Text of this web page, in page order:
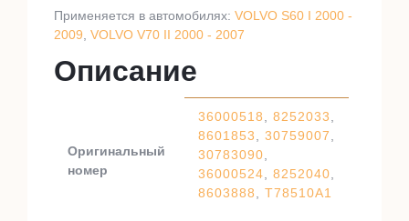
Применяется в автомобилях: VOLVO S60 I 2000 -
2009, VOLVO V70 II 2000 - 2007
Описание
Оригинальный
номер
36000518, 8252033,
8601853, 30759007,
30783090,
36000524, 8252040,
8603888, T78510A1